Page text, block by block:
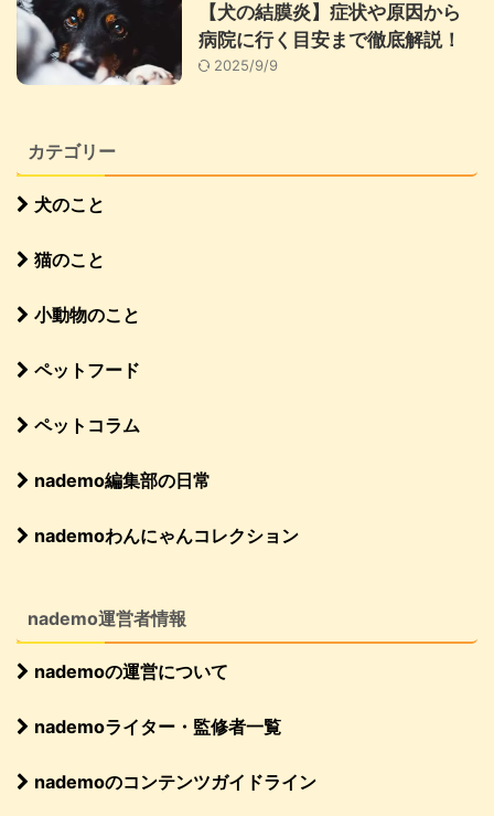
【犬の結膜炎】症状や原因から
病院に行く目安まで徹底解説！
2025/9/9
カテゴリー
犬のこと
猫のこと
小動物のこと
ペットフード
ペットコラム
nademo編集部の日常
nademoわんにゃんコレクション
nademo運営者情報
nademoの運営について
nademoライター・監修者一覧
nademoのコンテンツガイドライン